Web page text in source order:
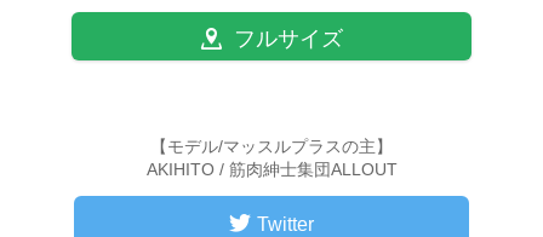
フルサイズ
【モデル/マッスルプラスの主】
AKIHITO / 筋肉紳士集団ALLOUT
Twitter